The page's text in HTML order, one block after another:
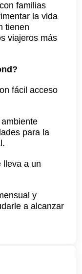
familias
la vida
tienen
viajeros más
fácil acceso
para la
lleva a un
y
a alcanzar